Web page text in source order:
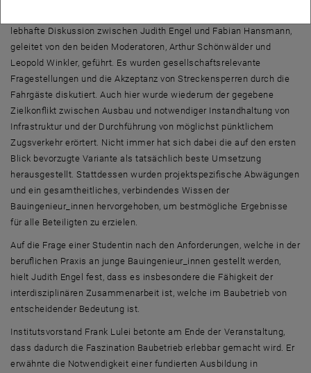
lebhafte Diskussion zwischen Judith Engel und Fabian Hansmann,
geleitet von den beiden Moderatoren, Arthur Schönwälder und
Leopold Winkler, geführt. Es wurden gesellschaftsrelevante
Fragestellungen und die Akzeptanz von Streckensperren durch die
Fahrgäste diskutiert. Auch hier wurde wiederum der gegebene
Zielkonflikt zwischen Ausbau und notwendiger Instandhaltung von
Infrastruktur und der Durchführung von möglichst pünktlichem
Zugsverkehr erörtert. Nicht immer hat sich dabei die auf den ersten
Blick bevorzugte Variante als tatsächlich beste Umsetzung
herausgestellt. Stattdessen wurden projektspezifische Abwägungen
und ein gesamtheitliches, verbindendes Wissen der
Bauingenieur_innen hervorgehoben, um bestmögliche Ergebnisse
für alle Beteiligten zu erzielen.
Auf die Frage einer Studentin nach den Anforderungen, welche in der
beruflichen Praxis an junge Bauingenieur_innen gestellt werden,
hielt Judith Engel fest, dass es insbesondere die Fähigkeit der
interdisziplinären Zusammenarbeit ist, welche im Baubetrieb von
entscheidender Bedeutung ist.
Institutsvorstand Frank Lulei betonte am Ende der Veranstaltung,
dass dadurch die Faszination Baubetrieb erlebbar gemacht wird. Er
erwähnte die Notwendigkeit einer fundierten Ausbildung in